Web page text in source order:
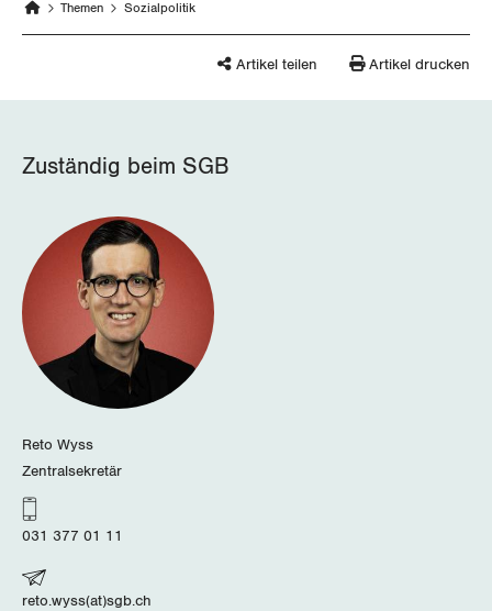
Waadt
Zürich
Themen Sozialpolitik
Artikel teilen Artikel drucken
Zuständig beim SGB
Reto Wyss
Zentralsekretär
031 377 01 11
reto.wyss(at)sgb.ch